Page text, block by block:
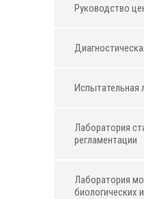
Руководство
Испытательная
Лаборатория
регламентации
Лаборатория
биологических